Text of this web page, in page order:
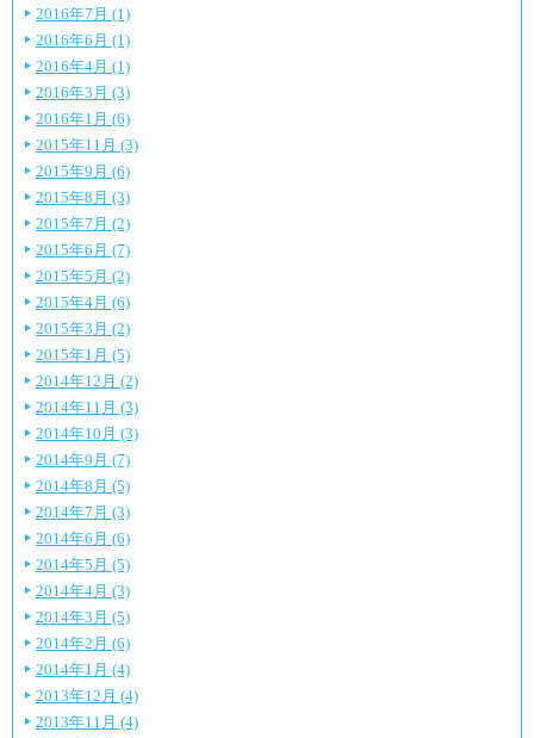
2016年7月 (1)
2016年6月 (1)
2016年4月 (1)
2016年3月 (3)
2016年1月 (6)
2015年11月 (3)
2015年9月 (6)
2015年8月 (3)
2015年7月 (2)
2015年6月 (7)
2015年5月 (2)
2015年4月 (6)
2015年3月 (2)
2015年1月 (5)
2014年12月 (2)
2014年11月 (3)
2014年10月 (3)
2014年9月 (7)
2014年8月 (5)
2014年7月 (3)
2014年6月 (6)
2014年5月 (5)
2014年4月 (3)
2014年3月 (5)
2014年2月 (6)
2014年1月 (4)
2013年12月 (4)
2013年11月 (4)